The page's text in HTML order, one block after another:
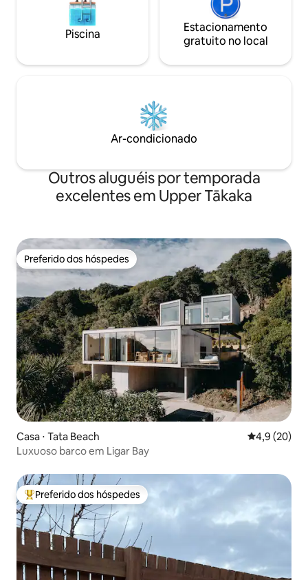
Piscina
Estacionamento
gratuito no local
Ar-condicionado
Outros aluguéis por temporada
excelentes em Upper Tākaka
Preferido dos hóspedes
Preferido dos hóspedes
Casa ⋅ Tata Beach 4,9 de uma
4,9 (20)
Luxuoso barco em Ligar Bay
Entre os melhores preferidos dos hóspedes
Preferido dos hóspedes